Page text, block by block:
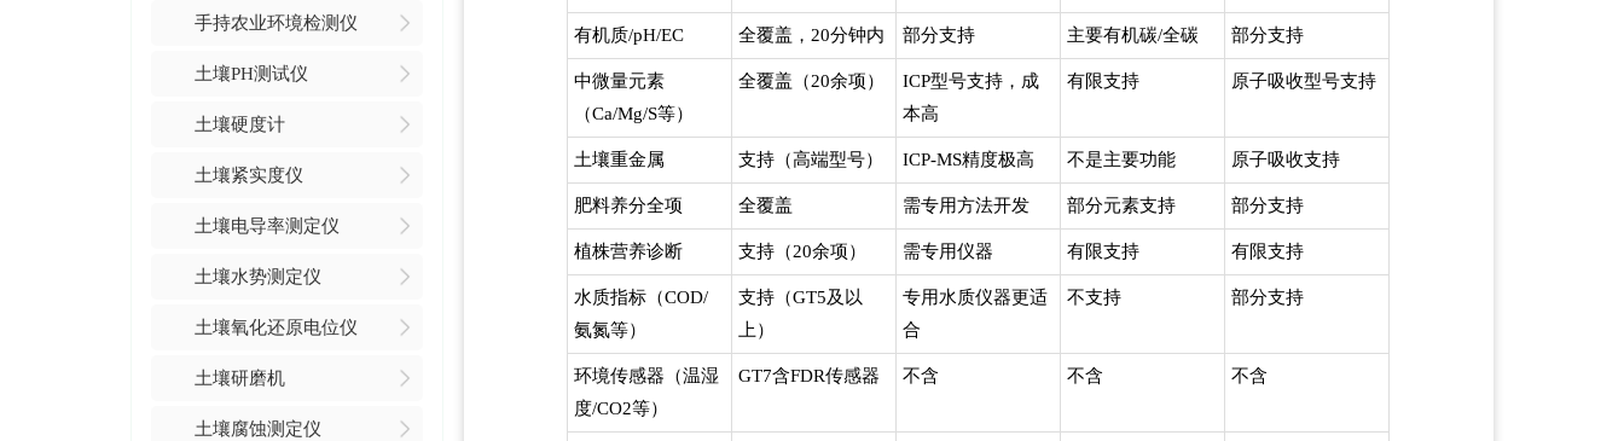
手持农业环境检测仪
土壤PH测试仪
土壤硬度计
土壤紧实度仪
土壤电导率测定仪
土壤水势测定仪
土壤氧化还原电位仪
土壤研磨机
土壤腐蚀测定仪
有机质/pH/EC 全覆盖，20分钟内 部分支持 主要有机碳/全碳 部分支持
中微量元素
（Ca/Mg/S等）
全覆盖（20余项）
ICP型号支持，成
本高
有限支持 原子吸收型号支持
土壤重金属 支持（高端型号） ICP-MS精度极高 不是主要功能 原子吸收支持
肥料养分全项 全覆盖 需专用方法开发 部分元素支持 部分支持
植株营养诊断 支持（20余项） 需专用仪器 有限支持 有限支持
水质指标（COD/
氨氮等）
支持（GT5及以
上）
专用水质仪器更适
合
不支持 部分支持
环境传感器（温湿
度/CO2等）
GT7含FDR传感器 不含 不含 不含